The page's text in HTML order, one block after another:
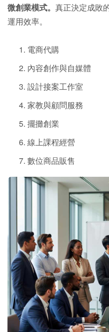
微創業模式。 真正決定成敗
運用效率。
電商代購
內容創作與自媒體
設計接案工作室
家教與顧問服務
擺攤創業
線上課程經營
數位商品販售